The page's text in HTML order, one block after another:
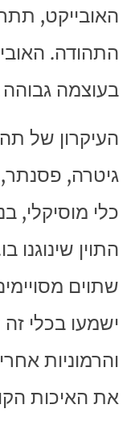
האובייקט,
התהודה.
בעוצמה
העיקרון של
גיטרה,
כלי מוסיקלי,
התוין שינוגנו
שתוים
ישמעו בכלי
והרמוניות
את האיכות